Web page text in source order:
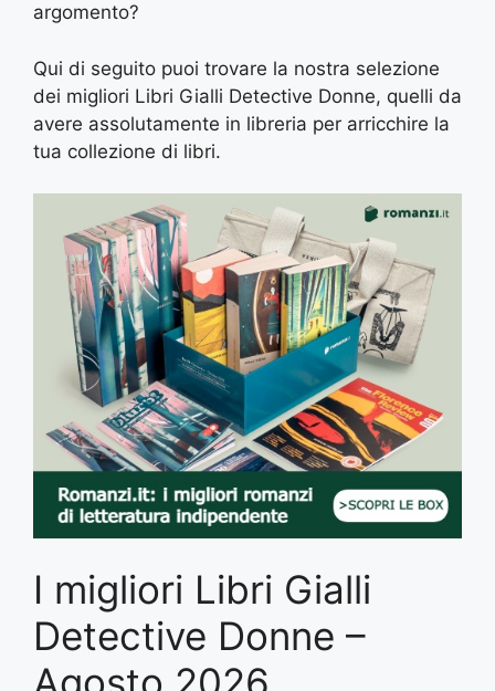
argomento?
Qui di seguito puoi trovare la nostra selezione
dei migliori Libri Gialli Detective Donne, quelli da
avere assolutamente in libreria per arricchire la
tua collezione di libri.
I migliori Libri Gialli
Detective Donne –